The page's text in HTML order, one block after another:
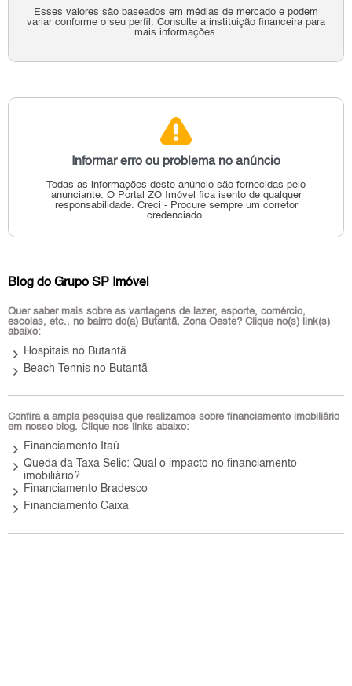
Esses valores são baseados em médias de mercado e podem
variar conforme o seu perfil. Consulte a instituição financeira para
mais informações.
Informar erro ou problema no anúncio
Todas as informações deste anúncio são fornecidas pelo
anunciante. O Portal ZO Imóvel fica isento de qualquer
responsabilidade. Creci - Procure sempre um corretor
credenciado.
Blog do Grupo SP Imóvel
Quer saber mais sobre as vantagens de lazer, esporte, comércio,
escolas, etc., no bairro do(a) Butantã, Zona Oeste? Clique no(s) link(s)
abaixo:
keyboard_arrow_right Hospitais no Butantã
keyboard_arrow_right Beach Tennis no Butantã
Confira a ampla pesquisa que realizamos sobre financiamento imobiliário
em nosso blog. Clique nos links abaixo:
keyboard_arrow_right Financiamento Itaú
keyboard_arrow_right Queda da Taxa Selic: Qual o impacto no financiamento
imobiliário?
keyboard_arrow_right Financiamento Bradesco
keyboard_arrow_right Financiamento Caixa